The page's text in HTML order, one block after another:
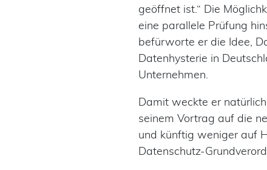
geöffnet ist.“ Die
eine parallele Prüfung
befürworte er die Idee,
Datenhysterie in
Unternehmen.
Damit weckte er
seinem Vortrag auf die
und künftig weniger auf
Datenschutz-